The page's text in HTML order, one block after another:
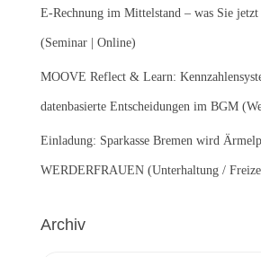
E-Rechnung im Mittelstand – was Sie jetzt
(Seminar | Online)
MOOVE Reflect & Learn:
datenbasierte Entscheidungen im BGM
Einladung: Sparkasse Bremen wird
WERDERFRAUEN (Unterhaltung /
Archiv